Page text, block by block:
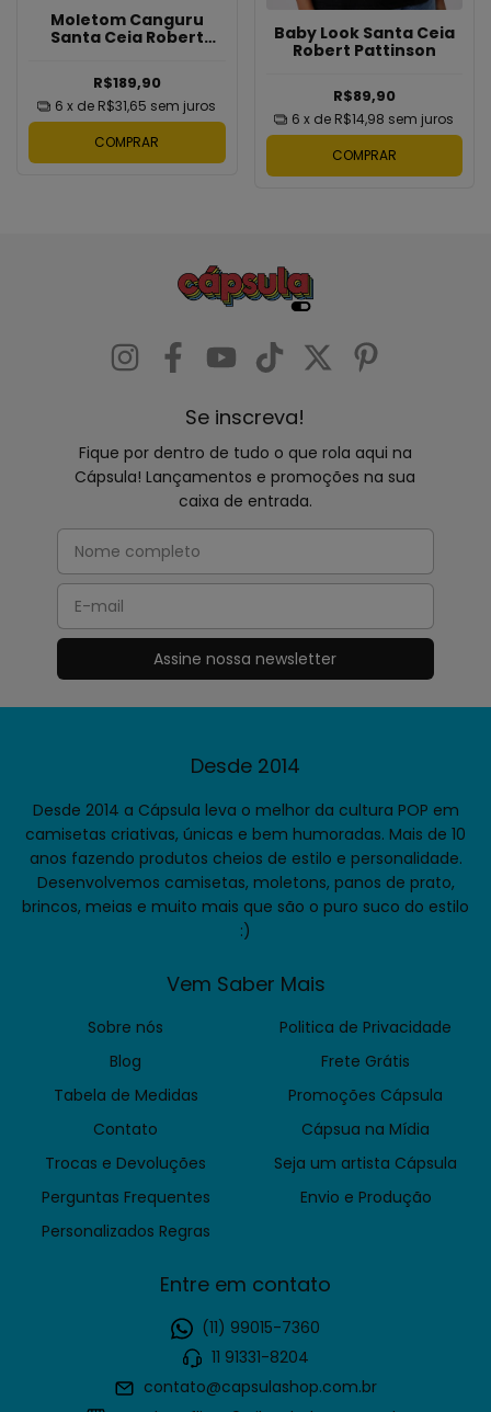
Moletom Canguru
Santa Ceia Robert
R$189,90
6 x de R$31,65 sem juros
COMPRAR
Baby Look Santa Ceia
Robert Pattinson
R$89,90
6 x de R$14,98 sem juros
COMPRAR
Se inscreva!
Fique por dentro de tudo o que rola aqui na
Cápsula! Lançamentos e promoções na sua
caixa de entrada.
Desde 2014
Desde 2014 a Cápsula leva o melhor da cultura POP em
camisetas criativas, únicas e bem humoradas. Mais de 10
anos fazendo produtos cheios de estilo e personalidade.
Desenvolvemos camisetas, moletons, panos de prato,
brincos, meias e muito mais que são o puro suco do estilo
:)
Vem Saber Mais
Sobre nós
Blog
Tabela de Medidas
Contato
Trocas e Devoluções
Perguntas Frequentes
Personalizados Regras
Politica de Privacidade
Frete Grátis
Promoções Cápsula
Cápsua na Mídia
Seja um artista Cápsula
Envio e Produção
Entre em contato
(11) 99015-7360
11 91331-8204
contato@capsulashop.com.br